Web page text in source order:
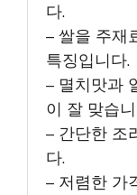
다.
– 쌀을 주재
특징입니다.
– 멸치맛과
이 잘 맞습
– 간단한 조
다.
– 저렴한 가